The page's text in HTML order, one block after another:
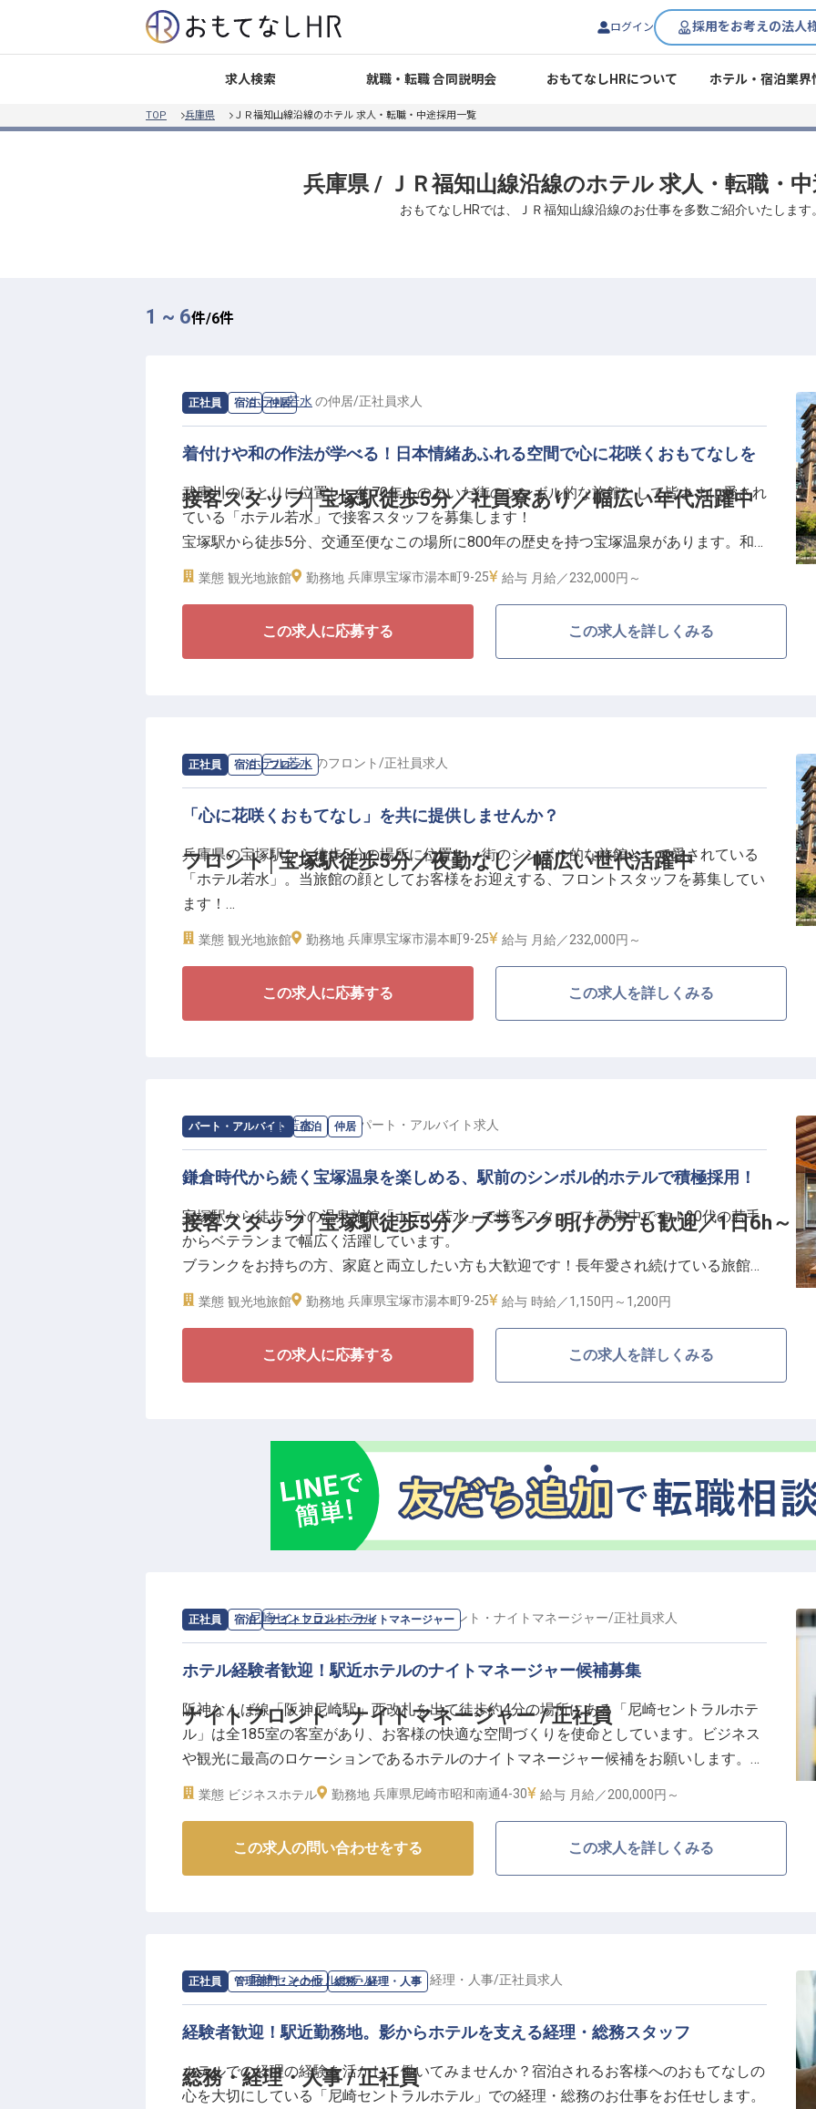
ログイン 採用をお考えの法人
求人検索 就職・転職 合同説明会 おもてなしHRについて ホテル・宿泊業界
TOP 兵庫県 ＪＲ福知山線沿線のホテル 求人・転職・中途採用一覧
兵庫県 / ＪＲ福知山線沿線のホテル 求人・転職・
おもてなしHRでは、ＪＲ福知山線沿線のお仕事を多数ご紹介いたします
1 ~ 6件/6件
正社員 宿泊 仲居
接客スタッフ│宝塚駅徒歩5分／社員寮あり／幅広い年代活躍中
求人情報：ホテル若水 の仲居/正社員求人
着付けや和の作法が学べる！日本情緒あふれる空間で心に花咲くおもてなしを
武庫川のほとりに位置し、約70年ものあいだ街のシンボル的な旅館として皆さまに愛され
ている「ホテル若水」で接客スタッフを募集します！
宝塚駅から徒歩5分、交通至便なこの場所に800年の歴史を持つ宝塚温泉があります。和
のおもてなしでお客様をお迎えする若水で、あなたのホスピタリティを発揮して下さい！
・地域の方向けの「温泉ドライブスルー」を企画（コロナ禍）
・400輪のバラを浮かべる露天風呂が人気
◆日々の生活に寄り添い、ライフステージの変化をサポートする制度も魅力！
・月30,000円の社員寮完備
・食事補助あり（社内指定食の利用で25％補助）
―老舗旅館で心温まる1日を届けるお仕事です―
「お客様に喜んで頂くために何ができるか」を考え、行動できる方は大歓迎。若水でのひ
とときを、温かな旅の思い出のひとつとして残していただけるよう、お手伝いするお仕事
業態 観光地旅館 勤務地 兵庫県宝塚市湯本町9-25 給与 月給／232,000円～
この求人に応募する この求人を詳しくみる
正社員 宿泊 フロント
フロント│宝塚駅徒歩5分／夜勤なし／幅広い世代活躍中
求人情報：ホテル若水 のフロント /正社員求人
「心に花咲くおもてなし」を共に提供しませんか？
兵庫県の宝塚駅から徒歩5分の場所に位置し、街のシンボル的な旅館として愛されている
「ホテル若水」。当旅館の顔としてお客様をお迎えする、フロントスタッフを募集してい
ます！
落ち着いたおもてなしの心で、あなたのホスピタリティを発揮してください。
・地域の方向けの「温泉ドライブスルー」を企画・開催
・400輪のバラを浮かべる露天風呂は大人気！
・月30,000円の社員寮あり
・食事補助あり（社内指定食の利用で25％補助）
よう、イベントなども企画しています。イベント開催時にはスタッフ全員一丸となって準
備し、当日を迎えます。新たな企画の提案なども大歓迎です！
チームワークを大事にし、周りと支え合いながら丁寧にお客様をおもてなしできる方から
業態 観光地旅館 勤務地 兵庫県宝塚市湯本町9-25 給与 月給／232,000円～
この求人に応募する この求人を詳しくみる
パート・アルバイト 宿泊 仲居
接客スタッフ│宝塚駅徒歩5分／ブランク明けの方も歓迎／1日6h～
求人情報：ホテル若水の 仲居/ パート・アルバイト求人
鎌倉時代から続く宝塚温泉を楽しめる、駅前のシンボル的ホテルで積極採用！
宝塚駅から徒歩5分の温泉旅館「ホテル若水」で接客スタッフを募集中です！20代の若手
からベテランまで幅広く活躍しています。
ブランクをお持ちの方、家庭と両立したい方も大歓迎です！長年愛され続けている旅館で
一緒にお仕事しませんか？
◆客室・宴会場レストランでの接客は着物です。着付けのスキルが自然と身につきます。
◆土日祝働ける方大歓迎です
―老舗旅館で心温まる一日を届ける！―
館内の様々な接客業務を担当いただきますが、挨拶から丁寧にお教えするのでご安心くだ
さい。マニュアル通り、というよりは柔軟にお客様の声にお応えすることが大切。慣れて
きたら接客のアイデアを出していただくことも大歓迎！常に「お客様に喜んでいただくた
めに何ができるか」を考え、行動できる方を求めています。若水でのひとときを、温かい
＼ホテル若水はこんなところ！／
◆武庫川のほとりに建つ開業約70年の温泉旅館
◆客室が続々リニューアル！宝塚の絶景を望む特別空間
◆館内ではコンサートなどのイベントも定期開催
業態 観光地旅館 勤務地 兵庫県宝塚市湯本町9-25 給与 時給／1,150円～ 1,200円
この求人に応募する この求人を詳しくみる
正社員 宿泊 ナイトフロント・ナイトマネージャー
ナイトフロント・ナイトマネージャー / 正社員
求人情報：尼崎セントラルホテル のナイトフロント・ナイトマネージャー/正社員求人
ホテル経験者歓迎！駅近ホテルのナイトマネージャー候補募集
阪神なんば線「阪神尼崎駅」西改札を出て徒歩約4分の場所にある「尼崎セントラルホテ
ル」は全185室の客室があり、お客様の快適な空間づくりを使命としています。ビジネス
や観光に最高のロケーションであるホテルのナイトマネージャー候補をお願いします。一
般のフロント業務をお任せします。ホテルでの勤務経験者を歓迎。自分をより成長させた
業態 ビジネスホテル 勤務地 兵庫県尼崎市昭和南通4-30 給与 月給／200,000円～
この求人の問い合わせをする この求人を詳しくみる
正社員 管理部門・その他 総務・経理・人事
総務・経理・人事 / 正社員
求人情報：尼崎セントラルホテルの 総務・経理・人事/正社員求人
経験者歓迎！駅近勤務地。影からホテルを支える経理・総務スタッフ
ホテルでの経理の経験を活かして働いてみませんか？宿泊されるお客様へのおもてなしの
心を大切にしている「尼崎セントラルホテル」での経理・総務のお仕事をお任せします。